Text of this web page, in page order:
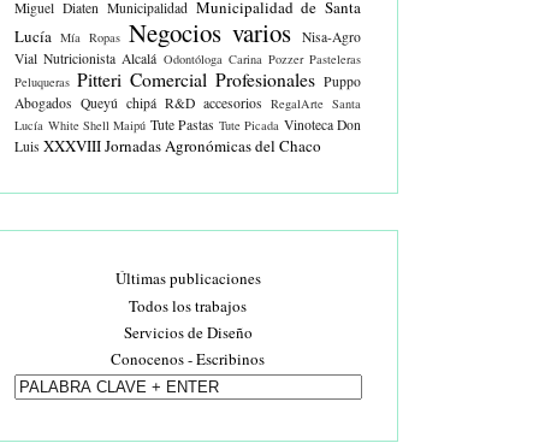
Miguel Diaten Municipalidad Municipalidad de Santa
Lucía Mía Ropas Negocios varios
Nisa-Agro
Vial Nutricionista Alcalá Odontóloga Carina Pozzer Pasteleras
Peluqueras Pitteri Comercial Profesionales Puppo
Abogados Queyú chipá R&D accesorios RegalArte Santa
Lucía White Shell Maipú Tute Pastas Tute Picada Vinoteca Don
Luis XXXVIII Jornadas Agronómicas del Chaco
Últimas publicaciones
Todos los trabajos
Servicios de Diseño
Conocenos - Escribinos